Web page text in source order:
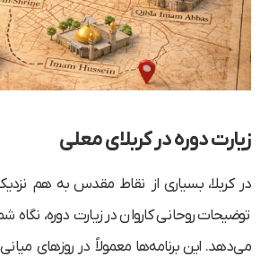
زیارت دوره در کربلای معلی
در کربلا، بسیاری از نقاط مقدس به هم
توضیحات روحانی کاروان در زیارت دوره، نگاه
می‌دهد. این برنامه‌ها معمولاً در روزهای